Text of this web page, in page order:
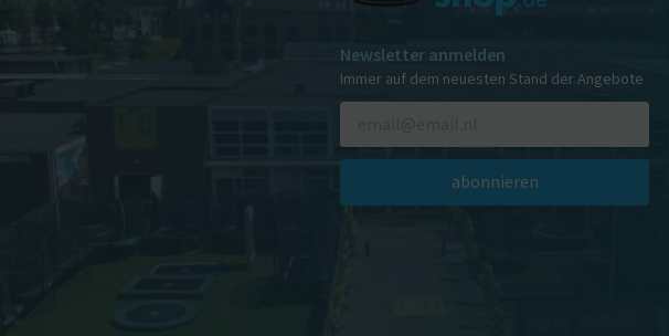
Newsletter anmelden
Immer auf dem neuesten Stand der Angebote
abonnieren